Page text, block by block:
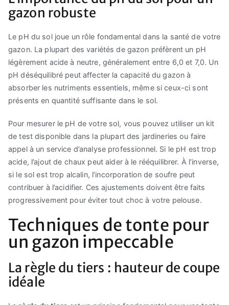
gazon robuste
Le pH du sol joue un rôle fondamental dans la santé de votre
gazon. La plupart des variétés de gazon préfèrent un pH
légèrement acide à neutre, généralement entre 6,0 et 7,0. Un
pH déséquilibré peut affecter la capacité du gazon à
absorber les nutriments essentiels, même si ceux-ci sont
présents en quantité suffisante dans le sol.
Pour mesurer le pH de votre sol, vous pouvez utiliser un kit
de test disponible dans la plupart des jardineries ou faire
appel à un service d’analyse professionnel. Si le pH est trop
acide, l’ajout de chaux peut aider à le rééquilibrer. À l’inverse,
si le sol est trop alcalin, l’incorporation de soufre peut
contribuer à l’acidifier. Ces ajustements doivent être faits
progressivement pour éviter tout choc à votre pelouse.
Techniques de tonte pour
un gazon impeccable
La règle du tiers : hauteur de coupe
idéale